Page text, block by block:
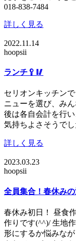
018-838-7484
詳しく見る
2022.11.14
hoopsii
ランチ🥄🥢
セリオンキッチン
ニューを選び、み
後は各自会計を行
気持ちよさそうで
詳しく見る
2023.03.23
hoopsii
全員集合！春休み
春休み初日！ 昼食
作りです(^^)/ 生地
形にするか悩みな